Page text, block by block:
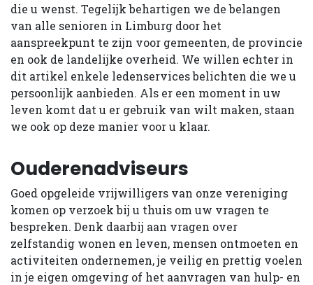
die u wenst. Tegelijk behartigen we de belangen
van alle senioren in Limburg door het
aanspreekpunt te zijn voor gemeenten, de provincie
en ook de landelijke overheid. We willen echter in
dit artikel enkele ledenservices belichten die we u
persoonlijk aanbieden. Als er een moment in uw
leven komt dat u er gebruik van wilt maken, staan
we ook op deze manier voor u klaar.
Ouderenadviseurs
Goed opgeleide vrijwilligers van onze vereniging
komen op verzoek bij u thuis om uw vragen te
bespreken. Denk daarbij aan vragen over
zelfstandig wonen en leven, mensen ontmoeten en
activiteiten ondernemen, je veilig en prettig voelen
in je eigen omgeving of het aanvragen van hulp- en